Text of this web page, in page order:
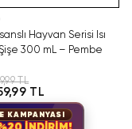
Hayvan Serisi Isı
Şişe 300 mL – Pembe
TL
TL
KAMPANYASI